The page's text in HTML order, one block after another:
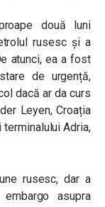
două luni
rusesc și a
atunci, ea a fost
de urgență,
dacă ar da curs
Leyen, Croația
Adria,
rusesc, dar a
asupra